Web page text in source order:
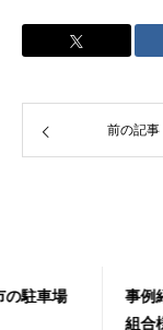
前の記事
事例紹介|那覇地区